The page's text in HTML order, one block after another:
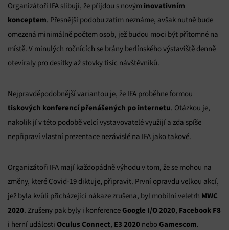
Organizátoři IFA slibují, že přijdou s novým inovativním
konceptem. Přesnější podobu zatím neznáme, avšak nutně bude
omezená minimálně počtem osob, jež budou moci být přítomné na
místě. V minulých ročnících se brány berlínského výstaviště denně
otevíraly pro desítky až stovky tisíc návštěvníků.
Nejpravděpodobnější variantou je, že IFA proběhne formou
tiskových konferencí přenášených po internetu. Otázkou je,
nakolik jí v této podobě velcí vystavovatelé využijí a zda spíše
nepřipraví vlastní prezentace nezávislé na IFA jako takové.
Organizátoři IFA mají každopádně výhodu v tom, že se mohou na
změny, které Covid-19 diktuje, připravit. První opravdu velkou akcí,
jež byla kvůli přicházející nákaze zrušena, byl mobilní veletrh MWC
2020. Zrušeny pak byly i konference Google I/O 2020, Facebook F8
i herní události Oculus Connect, E3 2020 nebo Gamescom.